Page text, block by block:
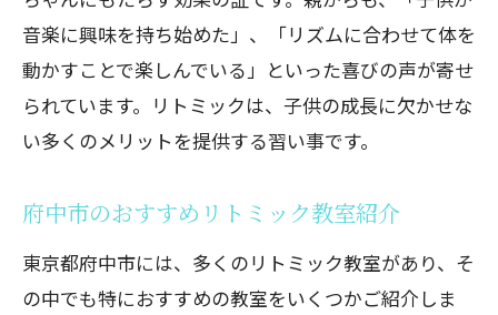
府中市のおすすめプログラミング教室紹
介
プログラミング習い事で将来の選択肢を
音楽に興味を持ち始めた」、「リズムに合わせて体を
動かすことで楽しんでいる」といった喜びの声が寄せ
られています。リトミックは、子供の成長に欠かせな
い多くのメリットを提供する習い事です。
府中市のおすすめリトミック教室紹介
東京都府中市には、多くのリトミック教室があり、そ
の中でも特におすすめの教室をいくつかご紹介しま